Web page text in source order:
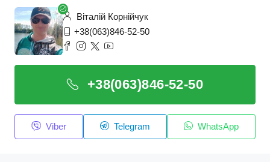
Віталій Корнійчук
+38(063)846-52-50
+38(063)846-52-50
Viber Telegram WhatsApp